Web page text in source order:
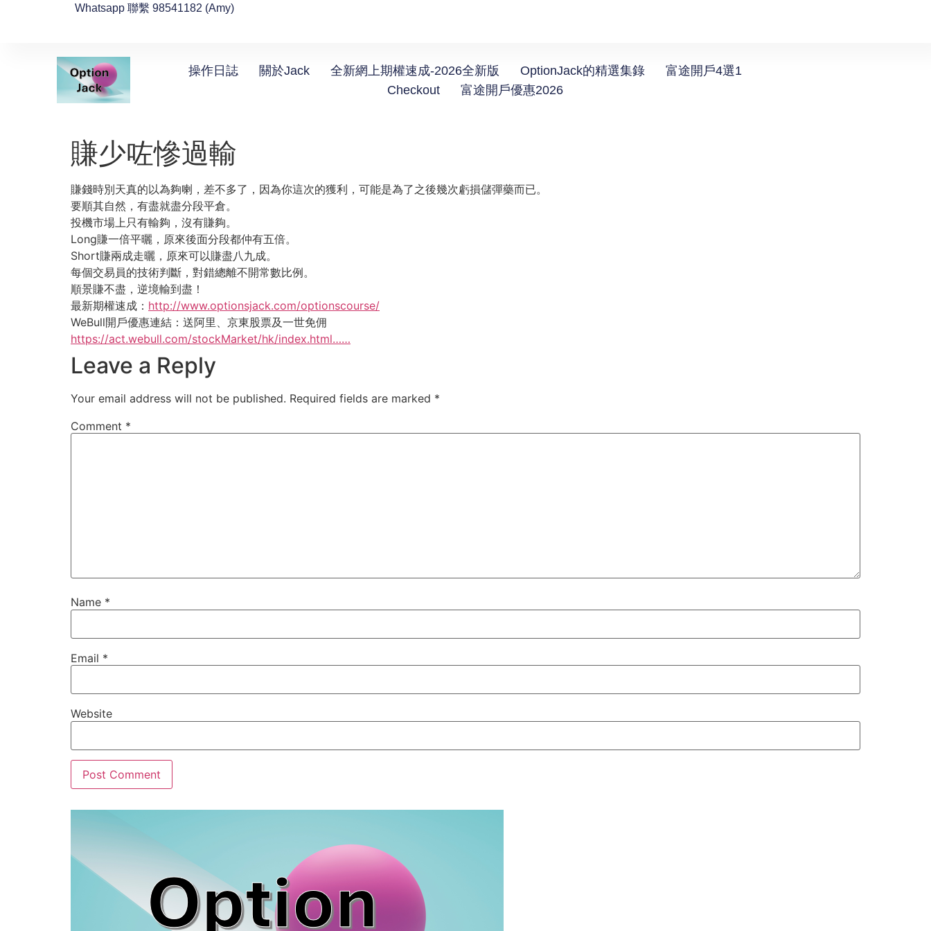
Whatsapp 聯繫 98541182 (Amy)
操作日誌 關於Jack 全新網上期權速成-2026全新版 OptionJack的精選集錄
富途開戶4選1
Checkout
富途開戶優惠2026
賺少咗慘過輸
賺錢時別天真的以為夠喇，差不多了，因為你這次的獲利，可能是為了之後幾次虧損儲彈藥而已。
要順其自然，有盡就盡分段平倉。
投機市場上只有輸夠，沒有賺夠。
Long賺一倍平曬，原來後面分段都仲有五倍。
Short賺兩成走曬，原來可以賺盡八九成。
每個交易員的技術判斷，對錯總離不開常數比例。
順景賺不盡，逆境輸到盡！
最新期權速成： http://www.optionsjack.com/optionscourse/
WeBull開戶優惠連結：送阿里、京東股票及一世免佣
https://act.webull.com/stockMarket/hk/index.html……
Leave a Reply
Your email address will not be published. Required fields are marked *
Comment *
Name *
Email *
Website